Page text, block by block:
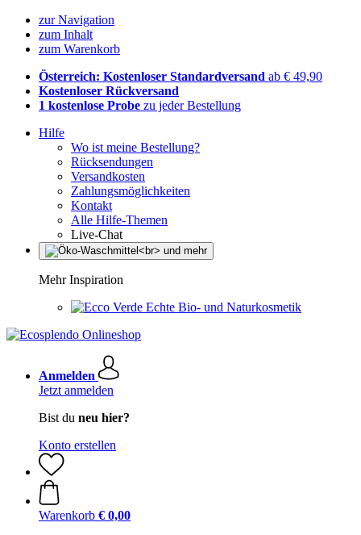
zur Navigation
zum Inhalt
zum Warenkorb
Österreich: Kostenloser Standardversand ab € 49,90
Kostenloser Rückversand
1 kostenlose Probe zu jeder Bestellung
Hilfe
Wo ist meine Bestellung?
Rücksendungen
Versandkosten
Zahlungsmöglichkeiten
Kontakt
Alle Hilfe-Themen
Live-Chat
Mehr Inspiration
Echte Bio- und Naturkosmetik
Anmelden
Jetzt anmelden
Bist du neu hier?
Konto erstellen
Warenkorb € 0,00